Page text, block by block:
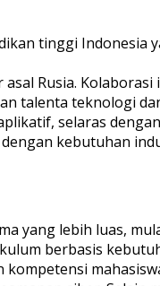
tinggi Indonesia
Rusia. Kolaborasi
talenta teknologi
selaras
kebutuhan
yang lebih luas,
berbasis